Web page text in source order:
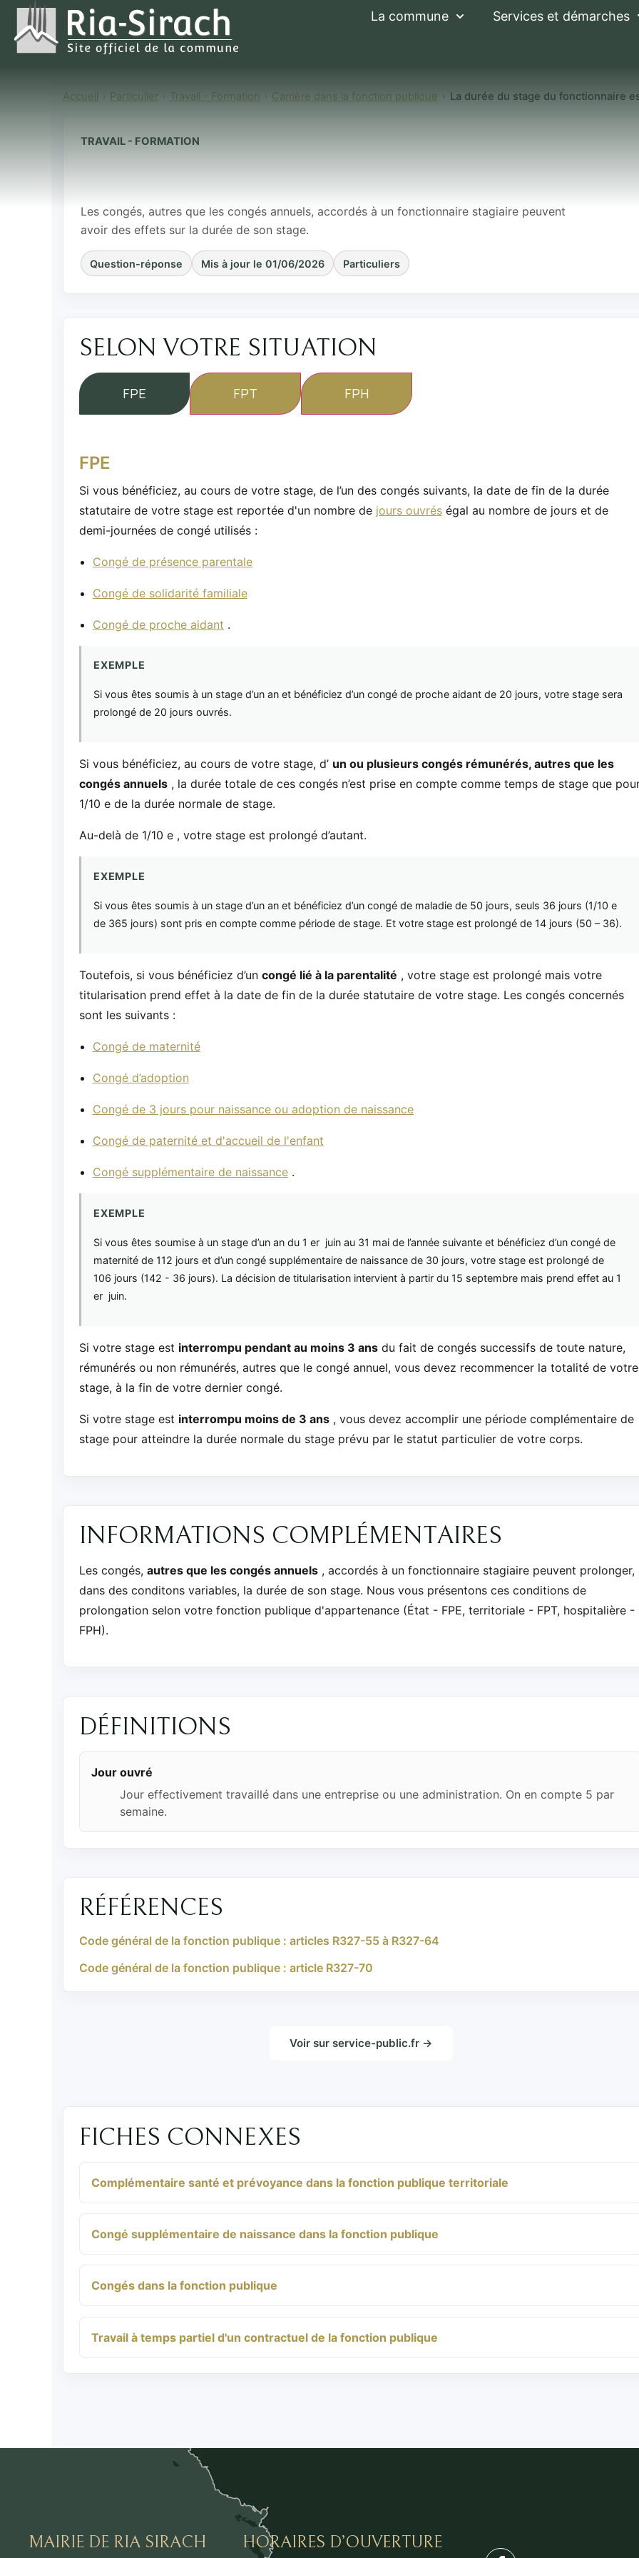
La commune Services et démarches
Accueil Particulier Travail - Formation Carrière dans la fonction publique La durée du stage du fonctionnaire
TRAVAIL - FORMATION
La durée du stage du
prolongée en cas d'absence ?
Les congés, autres que les congés annuels, accordés à un fonctionnaire stagiaire peuvent
avoir des effets sur la durée de son stage.
Question-réponse Mis à jour le 01/06/2026 Particuliers
SELON VOTRE SITUATION
FPE FPT FPH
FPE
Si vous bénéficiez, au cours de votre stage, de l’un des congés suivants, la date de fin de la durée
statutaire de votre stage est reportée d'un nombre de jours ouvréségal au nombre de jours et de
demi-journées de congé utilisés :
Congé de présence parentale
Congé de solidarité familiale
Congé de proche aidant .
EXEMPLE
Si vous êtes soumis à un stage d’un an et bénéficiez d’un congé de proche aidant de 20 jours, votre stage sera
prolongé de 20 jours ouvrés.
Si vous bénéficiez, au cours de votre stage, d’ un ou plusieurs congés rémunérés, autres que les
congés annuels, la durée totale de ces congés n’est prise en compte comme temps de stage que
1/10 e de la durée normale de stage.
Au-delà de 1/10 e , votre stage est prolongé d’autant.
EXEMPLE
Si vous êtes soumis à un stage d’un an et bénéficiez d’un congé de maladie de 50 jours, seuls 36 jours (1/10 e
de 365 jours) sont pris en compte comme période de stage. Et votre stage est prolongé de 14 jours (50 – 36).
Toutefois, si vous bénéficiez d’un congé lié à la parentalité , votre stage est prolongé mais votre
titularisation prend effet à la date de fin de la durée statutaire de votre stage. Les congés concernés
sont les suivants :
Congé de maternité
Congé d’adoption
Congé de 3 jours pour naissance ou adoption de naissance
Congé de paternité et d'accueil de l'enfant
Congé supplémentaire de naissance.
EXEMPLE
Si vous êtes soumise à un stage d’un an du 1 er juin au 31 mai de l’année suivante et bénéficiez d’un congé de
maternité de 112 jours et d’un congé supplémentaire de naissance de 30 jours, votre stage est prolongé de
106 jours (142 - 36 jours). La décision de titularisation intervient à partir du 15 septembre mais prend effet au 1
er juin.
Si votre stage est interrompu pendant au moins 3 ansdu fait de congés successifs de toute nature,
rémunérés ou non rémunérés, autres que le congé annuel, vous devez recommencer la totalité de votre
stage, à la fin de votre dernier congé.
Si votre stage est interrompu moins de 3 ans, vous devez accomplir une période complémentaire de
stage pour atteindre la durée normale du stage prévu par le statut particulier de votre corps.
INFORMATIONS COMPLÉMENTAIRES
Les congés, autres que les congés annuels, accordés à un fonctionnaire stagiaire peuvent prolonger,
dans des conditons variables, la durée de son stage. Nous vous présentons ces conditions de
prolongation selon votre fonction publique d'appartenance (État - FPE, territoriale - FPT, hospitalière -
FPH).
DÉFINITIONS
Jour ouvré
Jour effectivement travaillé dans une entreprise ou une administration. On en compte 5 par
semaine.
RÉFÉRENCES
Code général de la fonction publique : articles R327-55 à R327-64
Code général de la fonction publique : article R327-70
Voir sur service-public.fr →
FICHES CONNEXES
Complémentaire santé et prévoyance dans la fonction publique territoriale
Congé supplémentaire de naissance dans la fonction publique
Congés dans la fonction publique
Travail à temps partiel d'un contractuel de la fonction publique
MAIRIE DE RIA SIRACH HORAIRES D’OUVERTURE